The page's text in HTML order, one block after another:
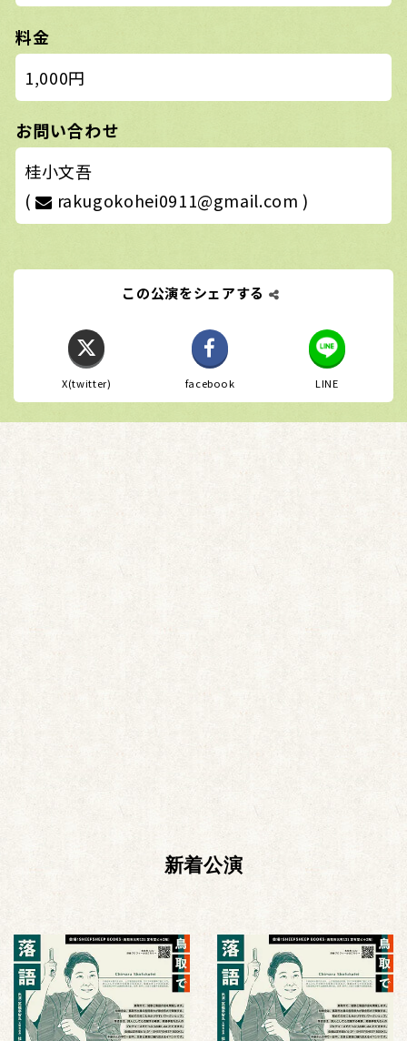
料金
1,000円
お問い合わせ
桂小文吾
(
rakugokohei0911@gmail.com )
この公演をシェアする
X(twitter) facebook LINE
新着公演